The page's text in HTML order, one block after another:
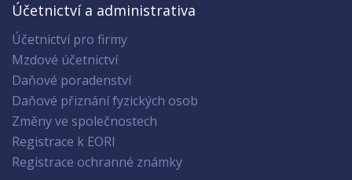
Účetnictví a administrativa
Účetnictví pro firmy
Mzdové účetnictví
Daňové poradenství
Daňové přiznání fyzických osob
Změny ve společnostech
Registrace k EORI
Registrace ochranné známky